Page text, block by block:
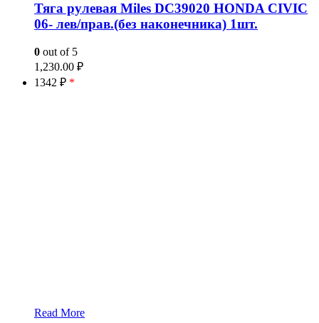
Тяга рулевая Miles DC39020 HONDA CIVIC
06- лев/прав.(без наконечника) 1шт.
0 out of 5
1,230.00 ₽
1342 ₽ *
Read More